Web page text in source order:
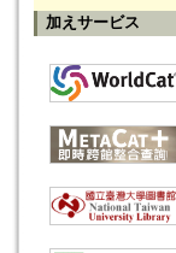
加えサービス